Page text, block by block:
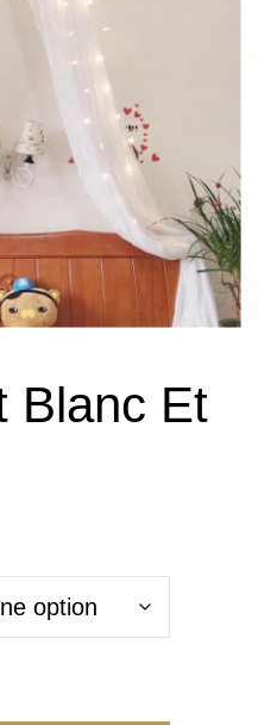
Blanc Et